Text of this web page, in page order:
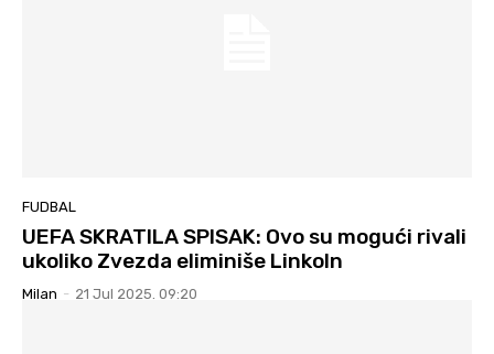
FUDBAL
UEFA SKRATILA SPISAK: Ovo su mogući rivali
ukoliko Zvezda eliminiše Linkoln
Milan - 21 Jul 2025. 09:20